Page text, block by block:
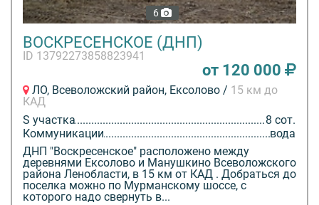
6
ВОСКРЕСЕНСКОЕ (ДНП)
ID 13792273858823941
от 120 000
ЛО, Всеволожский район, Ексолово / 15 км до
КАД
S участка
8 сот.
Коммуникации
вода
ДНП "Воскресенское" расположено между
деревнями Ексолово и Манушкино Всеволожского
района Ленобласти, в 15 км от КАД . Добраться до
поселка можно по Мурманскому шоссе, с
которого надо свернуть в...